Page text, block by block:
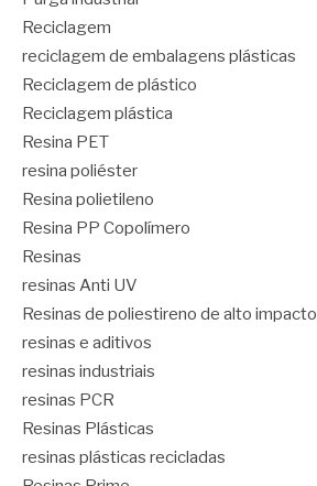
Reciclagem
reciclagem de embalagens plásticas
Reciclagem de plástico
Reciclagem plástica
Resina PET
resina poliéster
Resina polietileno
Resina PP Copolímero
Resinas
resinas Anti UV
Resinas de poliestireno de alto impacto
resinas e aditivos
resinas industriais
resinas PCR
Resinas Plásticas
resinas plásticas recicladas